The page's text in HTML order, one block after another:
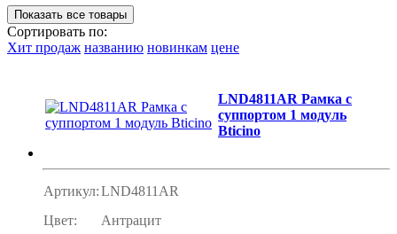
Сортировать по:
Хит продаж названию новинкам цене
LND4811AR Рамка с
суппортом 1 модуль
Bticino
Артикул:LND4811AR
Цвет:
Антрацит